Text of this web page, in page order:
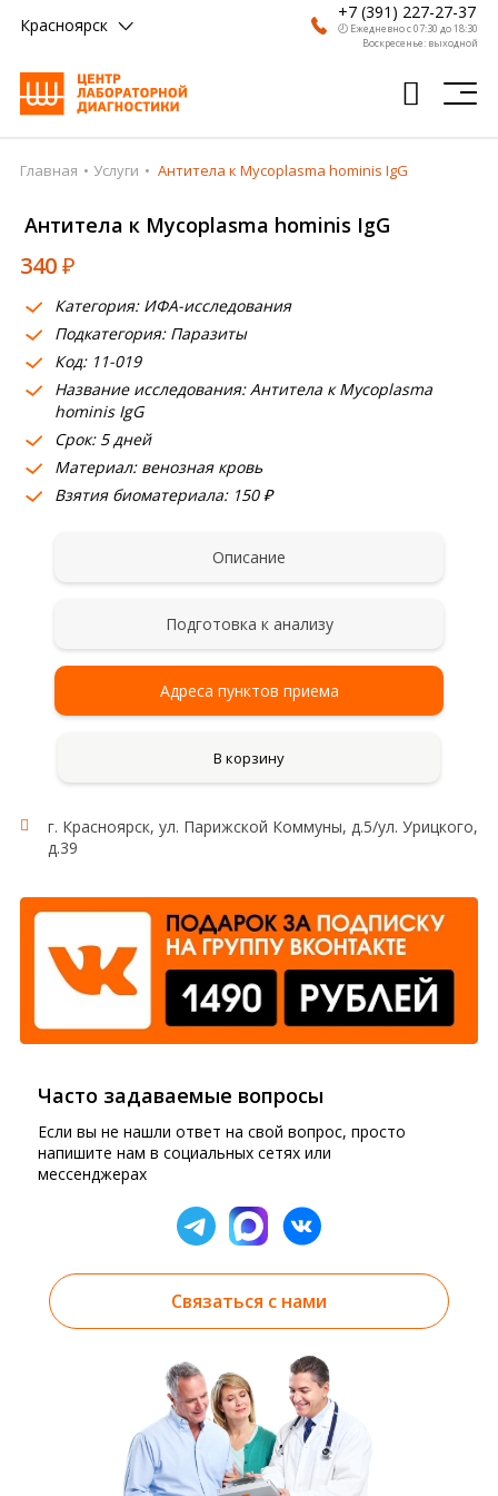
Красноярск
+7 (391) 227-27-37
🕗 Ежедневно с 07:30 до 18:30
Воскресенье: выходной
Главная
Анализы
Врачи
Получить результат
Пациентам
О компании
Где сдать
Партнерам
Главная Услуги Антитела к Mycoplasma hominis IgG
Антитела к Mycoplasma hominis IgG
340₽
Категория: ИФА-исследования
Подкатегория: Паразиты
Код: 11-019
Название исследования: Антитела к Mycoplasma
hominis IgG
Срок: 5 дней
Материал: венозная кровь
Взятия биоматериала: 150 ₽
Описание
Подготовка к анализу
Адреса пунктов приема
В корзину
г. Красноярск, ул. Парижской Коммуны, д.5/ул. Урицкого,
д.39
Часто задаваемые вопросы
Если вы не нашли ответ на свой вопрос, просто
напишите нам в социальных сетях или
мессенджерах
Связаться с нами